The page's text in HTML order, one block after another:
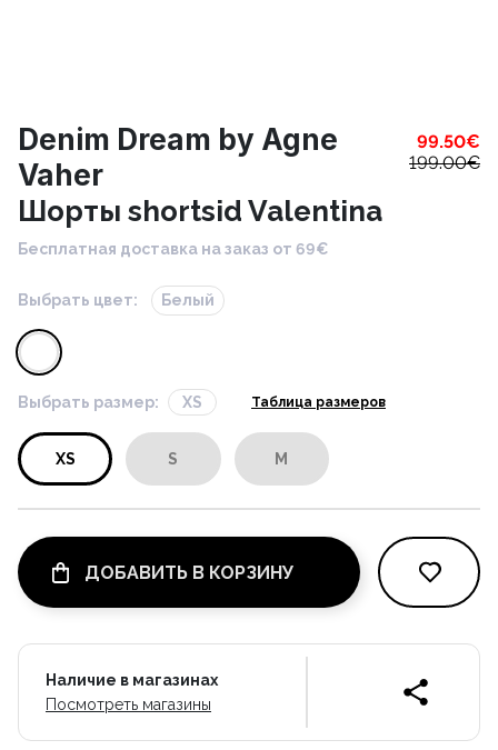
Denim Dream by Agne
Vaher
99.50€
199.00€
Шорты shortsid Valentina
Бесплатная доставка на заказ от 69€
Выбрать цвет: Белый
Выбрать размер: XS Таблица размеров
XS S M
ДОБАВИТЬ В КОРЗИНУ
Наличие в магазинах
Посмотреть магазины